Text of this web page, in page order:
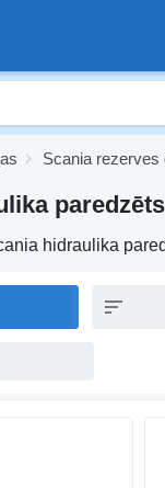
Scania rezerves
hidraulika